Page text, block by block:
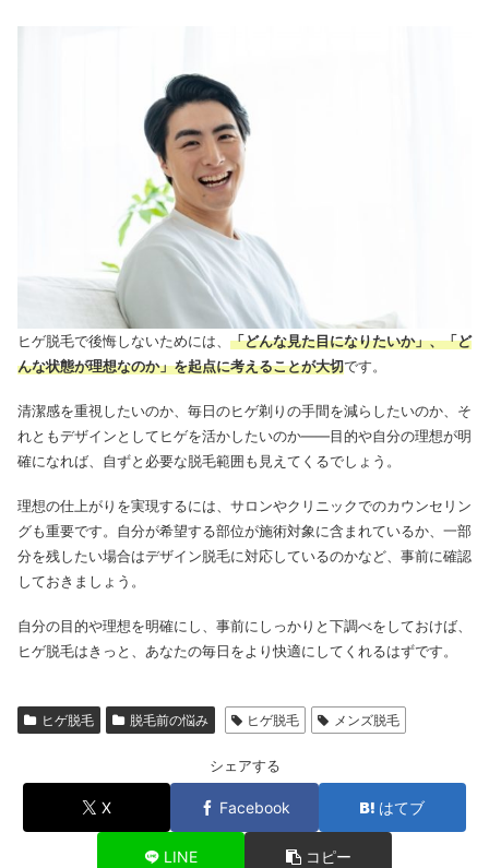
ヒゲ脱毛で後悔しないためには
「どんな見た目になりたいか」、「ど
んな状態が理想なのか」を起点に考えることが大切です。
清潔感を重視したいのか、毎日のヒゲ剃りの手間を減らしたいのか、そ
れともデザインとしてヒゲを活かしたいのか――目的や自分の理想が明
確になれば、自ずと必要な脱毛範囲も見えてくるでしょう。
理想の仕上がりを実現するには、サロンやクリニックでのカウンセリン
グも重要です。自分が希望する部位が施術対象に含まれているか、一部
分を残したい場合はデザイン脱毛に対応しているのかなど、事前に確認
しておきましょう。
自分の目的や理想を明確にし、事前にしっかりと下調べをしておけば、
ヒゲ脱毛はきっと、あなたの毎日をより快適にしてくれるはずです。
ヒゲ脱毛 脱毛前の悩み ヒゲ脱毛 メンズ脱毛
シェアする
X Facebook はてブ
LINE コピー